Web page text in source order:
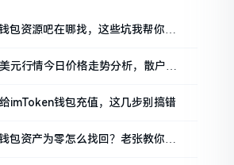
包资源吧在哪找，这些坑我帮你趟
元行情今日价格走势分析，散户如
imToken钱包充值，这几步别搞错
包资产为零怎么找回？老张教你几